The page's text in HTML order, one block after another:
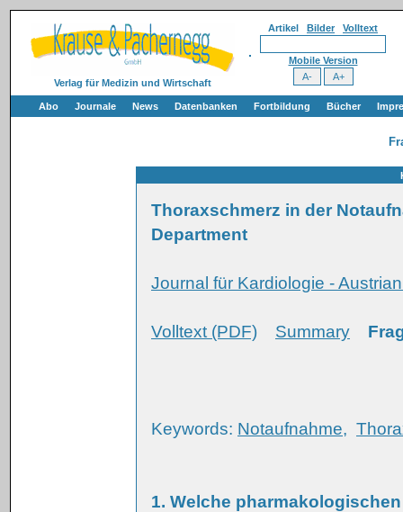
Verlag für Medizin und Wirtschaft
Artikel Bilder Volltext
Mobile Version
Abo Journale News Datenbanken Fortbildung Bücher
Thoraxschmerz in der
Department
Journal für Kardiologie -
Volltext (PDF) Summary
Keywords: Notaufnahme,
1. Welche